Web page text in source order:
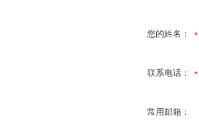
您的姓名：
联系电话：
常用邮箱：